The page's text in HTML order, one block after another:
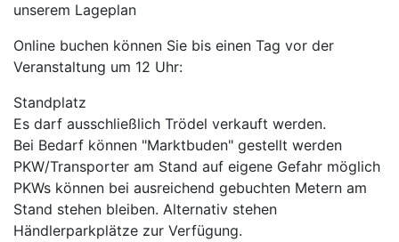
unserem Lageplan
Online buchen können Sie bis einen Tag vor der
Veranstaltung um 12 Uhr:
Standplatz
Es darf ausschließlich Trödel verkauft werden.
Bei Bedarf können "Marktbuden" gestellt werden
PKW/Transporter am Stand auf eigene Gefahr möglich
PKWs können bei ausreichend gebuchten Metern am
Stand stehen bleiben. Alternativ stehen
Händlerparkplätze zur Verfügung.